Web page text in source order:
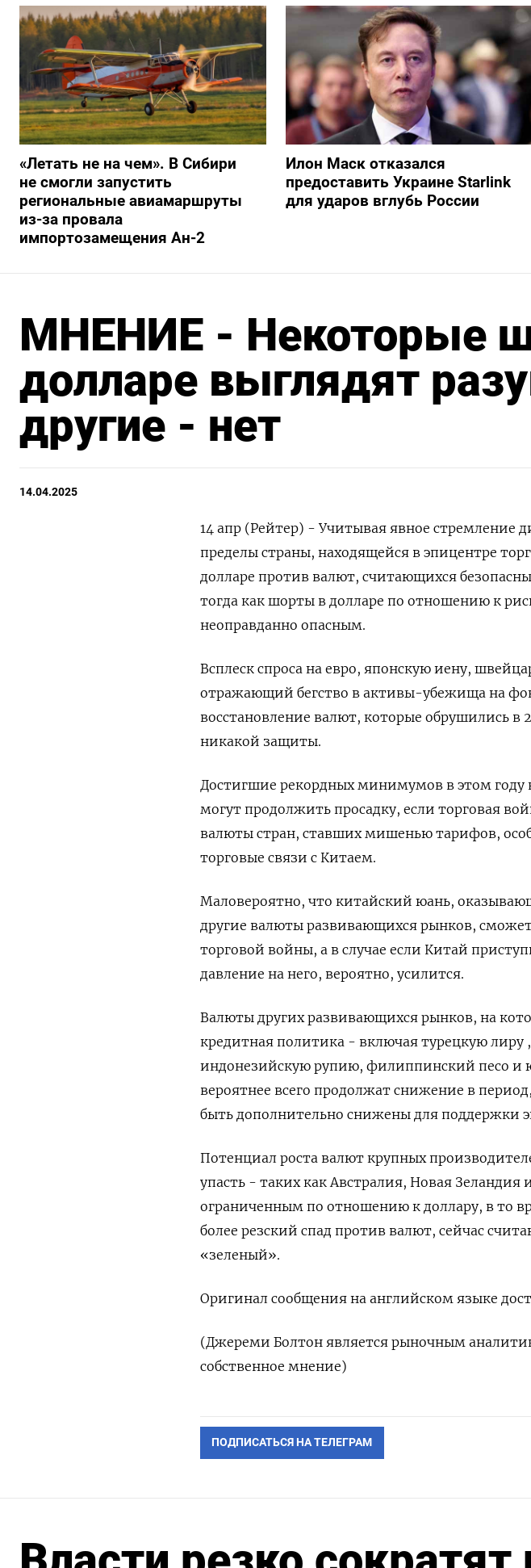
«Летать не на чем». В Сибири
не смогли запустить
региональные авиамаршруты
из-за провала
импортозамещения Ан-2
Илон Маск отказался
предоставить Украине Starlink
для ударов вглубь России
МНЕНИЕ - Некоторые
долларе выглядят
другие - нет
14.04.2025
14 апр (Рейтер) - Учитывая явное стремление
пределы страны, находящейся в эпицентре
долларе против валют, считающихся
тогда как шорты в долларе по отношению к
неоправданно опасным.
Всплеск спроса на евро, японскую иену,
отражающий бегство в активы-убежища на
восстановление валют, которые обрушились в
никакой защиты.
Достигшие рекордных минимумов в этом
могут продолжить просадку, если торговая
валюты стран, ставших мишенью тарифов,
торговые связи с Китаем.
Маловероятно, что китайский юань,
другие валюты развивающихся рынков,
торговой войны, а в случае если Китай
давление на него, вероятно, усилится.
Валюты других развивающихся рынков, на
кредитная политика - включая турецкую
индонезийскую рупию, филиппинский песо и
вероятнее всего продолжат снижение в
быть дополнительно снижены для поддержки
Потенциал роста валют крупных
упасть - таких как Австралия, Новая Зеландия
ограниченным по отношению к доллару, в то
более резский спад против валют, сейчас
«зеленый».
Оригинал сообщения на английском языке
(Джереми Болтон является рыночным
собственное мнение)
ПОДПИСАТЬСЯ НА ТЕЛЕГРАМ